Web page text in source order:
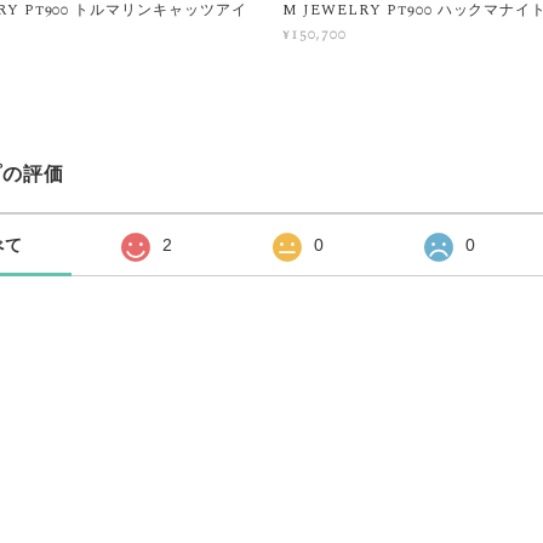
Pt900 トルマリンキャッツアイ
M JEWELRY Pt900 ハックマナイ
¥150,700
評価
て 2 0 0